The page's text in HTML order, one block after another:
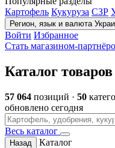
Картофель Кукуруза СЗР
Регион, язык и валюта
Войти Избранное
Стать магазином-
Каталог товаров
57 064 позиций · 50
обновлено сегодня
Весь каталог
Назад
Каталог